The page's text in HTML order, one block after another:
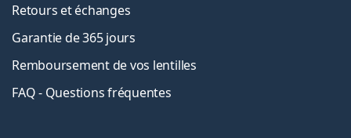
Retours et échanges
Garantie de 365 jours
Remboursement de vos lentilles
FAQ - Questions fréquentes